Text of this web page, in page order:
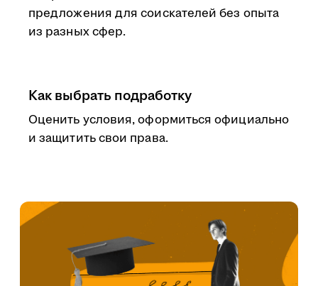
предложения для соискателей без опыта
из разных сфер.
Как выбрать подработку
Оценить условия, оформиться официально
и защитить свои права.